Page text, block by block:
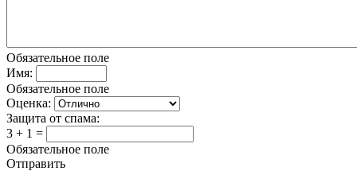
Обязательное поле
Имя:
Обязательное поле
Оценка:
Защита от спама:
3 + 1 =
Обязательное поле
Отправить